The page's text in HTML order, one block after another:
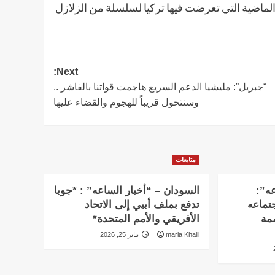
التي تعرضت فيها تركيا لسلسلة من الزلازل
Next:
“جبريل”: مليشيا الدعم السريع هاجمت قواتنا بالفاشر ..
وسنتحول قريباً للهجوم والقضاء عليها
متابعات
السودان – “أخبار الساعه” : *جوبا
تدفع بملف أبيي إلى الاتحاد
الأفريقي والأمم المتحدة*
maria Khalil يناير 25, 2026